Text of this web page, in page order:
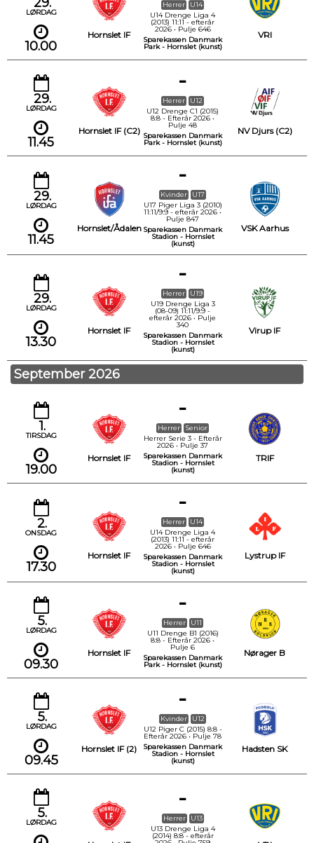
LØRDAG
10.00
Hornslet IF
Herrer
U14
U14 Drenge Liga 4
(2013) 11:11 - efterår
2026 • Pulje 646
Sparekassen Danmark
Park - Hornslet (kunst)
VRI
29.
LØRDAG
11.45
Hornslet IF (C2)
-
Herrer
U12
U12 Drenge C1 (2015)
8:8 - Efterår 2026 •
Pulje 48
Sparekassen Danmark
Park - Hornslet (kunst)
NV Djurs (C2)
29.
LØRDAG
11.45
Hornslet/Ådalen
-
Kvinder
U17
U17 Piger Liga 3 (2010)
11:11/9:9 - efterår 2026 •
Pulje 847
Sparekassen Danmark
Stadion - Hornslet
(kunst)
VSK Aarhus
29.
LØRDAG
13.30
Hornslet IF
-
Herrer
U19
U19 Drenge Liga 3
(08-09) 11:11/9:9 -
efterår 2026 • Pulje
340
Sparekassen Danmark
Stadion - Hornslet
(kunst)
Virup IF
September 2026
1.
TIRSDAG
19.00
Hornslet IF
-
Herrer
Senior
Herrer Serie 3 - Efterår
2026 • Pulje 37
Sparekassen Danmark
Stadion - Hornslet
(kunst)
TRIF
2.
ONSDAG
17.30
Hornslet IF
-
Herrer
U14
U14 Drenge Liga 4
(2013) 11:11 - efterår
2026 • Pulje 646
Sparekassen Danmark
Stadion - Hornslet
(kunst)
Lystrup IF
5.
LØRDAG
09.30
Hornslet IF
-
Herrer
U11
U11 Drenge B1 (2016)
8:8 - Efterår 2026 •
Pulje 6
Sparekassen Danmark
Park - Hornslet (kunst)
Nørager B
5.
LØRDAG
09.45
Hornslet IF (2)
-
Kvinder
U12
U12 Piger C (2015) 8:8 -
Efterår 2026 • Pulje 78
Sparekassen Danmark
Stadion - Hornslet
(kunst)
Hadsten SK
5.
LØRDAG
-
Herrer
U13
U13 Drenge Liga 4
(2014) 8:8 - efterår